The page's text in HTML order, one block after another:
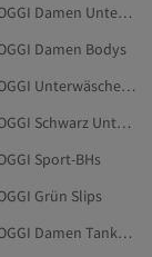
SLOGGI Damen Unterwäsche & Nachtwäsche
Damen Bodys
SLOGGI Unterwäsche & Nachtwäsche
SLOGGI Schwarz Unterwäsche & Nachtwäsche
Sport-BHs
Grün Slips
SLOGGI Damen Tanktops & Bodys